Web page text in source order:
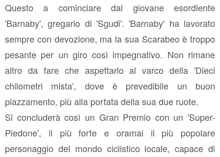
Questo a cominciare dal giovane esordiente
'Barnaby', gregario di 'Sgudi'. 'Barnaby' ha lavorato
sempre con devozione, ma la sua Scarabeo è troppo
pesante per un giro così impegnativo. Non rimane
altro da fare che aspettarlo al varco della 'Dieci
chilometri mista', dove è prevedibile un buon
piazzamento, più alla portata della sua due ruote.
Si concluderà così un Gran Premio con un 'Super-
Piedone', il più forte e oramai il più popolare
personaggio del mondo ciclistico locale, capace di